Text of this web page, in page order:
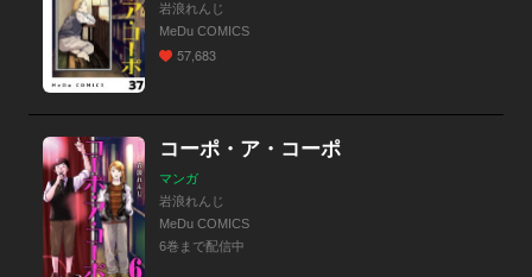
岩浪れんじ
MeDu COMICS
57,683
コーポ・ア・コーポ
マンガ
岩浪れんじ
MeDu COMICS
6巻まで配信中